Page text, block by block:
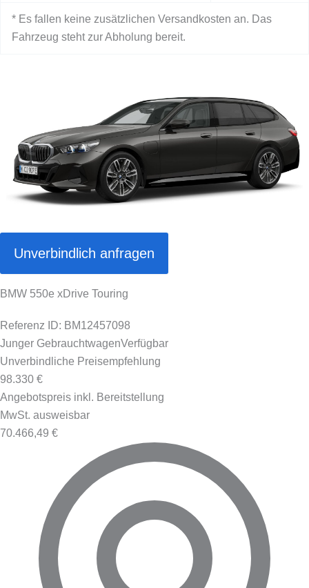
* Es fallen keine zusätzlichen Versandkosten an. Das
Fahrzeug steht zur Abholung bereit.
Unverbindlich anfragen
BMW 550e xDrive Touring
Referenz ID: BM12457098
Junger GebrauchtwagenVerfügbar
Unverbindliche Preisempfehlung
98.330 €
Angebotspreis inkl. Bereitstellung
MwSt. ausweisbar
70.466,49 €